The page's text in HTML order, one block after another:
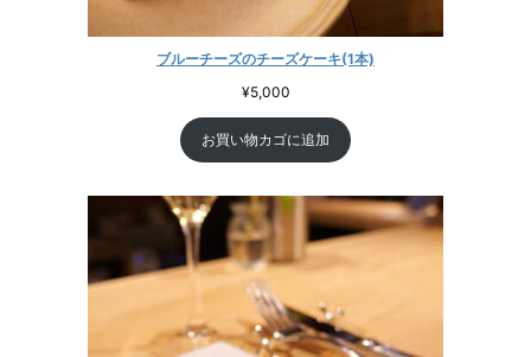
ブルーチーズのチーズケーキ(1本)
¥5,000
お買い物カゴに追加